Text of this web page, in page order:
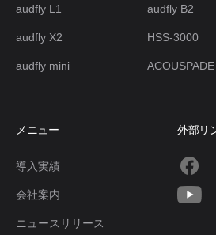
audfly L1
audfly X2
audfly mini
audfly B2
HSS-3000
メニュー
導入実績
会社案内
ニュースリリース
外部リ